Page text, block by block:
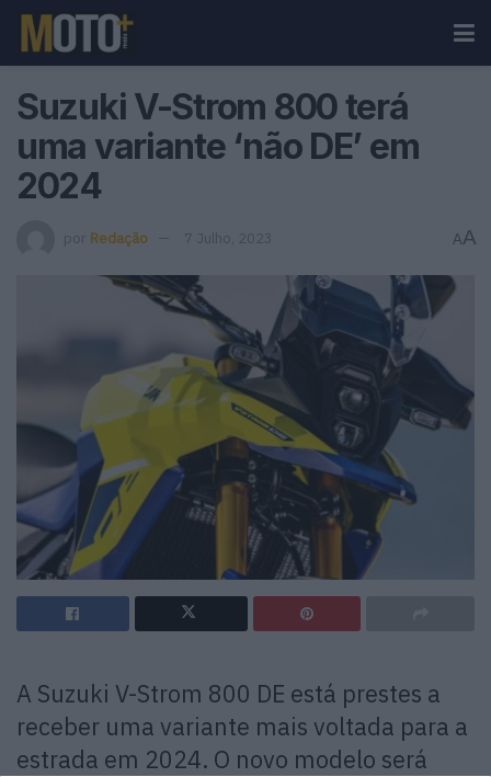
Suzuki V-Strom 800 terá
uma variante ‘não DE’ em
2024
por Redação 7 Julho, 2023 AA
A Suzuki V-Strom 800 DE está prestes a
receber uma variante mais voltada para a
estrada em 2024. O novo modelo será